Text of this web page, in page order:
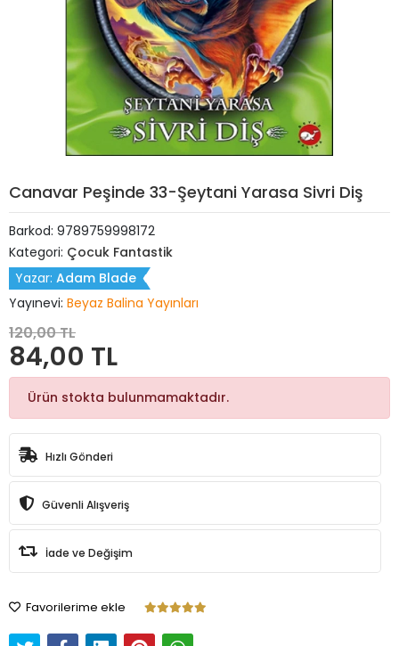
Canavar Peşinde 33-Şeytani Yarasa Sivri Diş
Barkod: 9789759998172
Kategori: Çocuk Fantastik
Yazar: Adam Blade
Yayınevi: Beyaz Balina Yayınları
120,00 TL
84,00 TL
Ürün stokta bulunmamaktadır.
Hızlı Gönderi
Güvenli Alışveriş
İade ve Değişim
Favorilerime ekle